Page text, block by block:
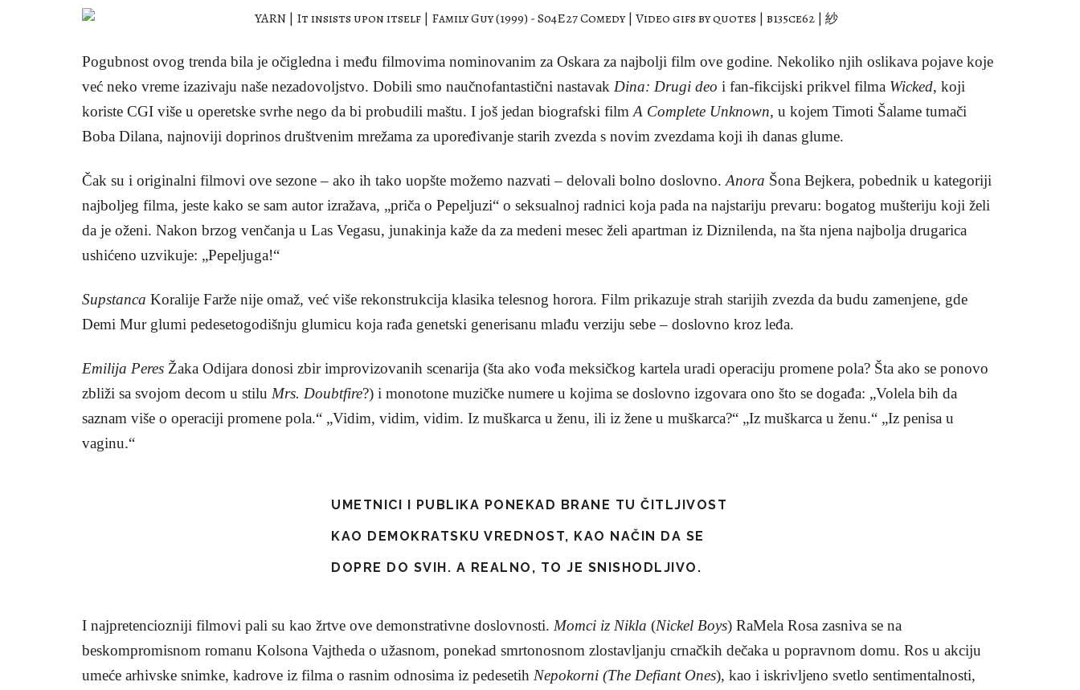
Pogubnost ovog trenda bila je očigledna i među filmovima nominovanim za Oskara za najbolji film ove godine. Nekoliko njih oslikava pojave koje
već neko vreme izazivaju naše nezadovoljstvo. Dobili smo naučnofantastični nastavak Dina: Drugi deo i fan-fikcijski prikvel filma Wicked, koji
koriste CGI više u operetske svrhe nego da bi probudili maštu. I još jedan biografski film A Complete Unknown, u kojem Timoti Šalame tumači
Boba Dilana, najnoviji doprinos društvenim mrežama za upoređivanje starih zvezda s novim zvezdama koji ih danas glume.
Čak su i originalni filmovi ove sezone – ako ih tako uopšte možemo nazvati – delovali bolno doslovno. Anora Šona Bejkera, pobednik u kategoriji
najboljeg filma, jeste kako se sam autor izražava, „priča o Pepeljuzi“ o seksualnoj radnici koja pada na najstariju prevaru: bogatog mušteriju koji želi
da je oženi. Nakon brzog venčanja u Las Vegasu, junakinja kaže da za medeni mesec želi apartman iz Diznilenda, na šta njena najbolja drugarica
ushićeno uzvikuje: „Pepeljuga!“
Supstanca Koralije Farže nije omaž, već više rekonstrukcija klasika telesnog horora. Film prikazuje strah starijih zvezda da budu zamenjene, gde
Demi Mur glumi pedesetogodišnju glumicu koja rađa genetski generisanu mlađu verziju sebe – doslovno kroz leđa.
Emilija Peres Žaka Odijara donosi zbir improvizovanih scenarija (šta ako vođa meksičkog kartela uradi operaciju promene pola? Šta ako se ponovo
zbliži sa svojom decom u stilu Mrs. Doubtfire?) i monotone muzičke numere u kojima se doslovno izgovara ono što se događa: „Volela bih da
saznam više o operaciji promene pola.“ „Vidim, vidim, vidim. Iz muškarca u ženu, ili iz žene u muškarca?“ „Iz muškarca u ženu.“ „Iz penisa u
vaginu.“
UMETNICI I PUBLIKA PONEKAD BRANE TU ČITLJIVOST
KAO DEMOKRATSKU VREDNOST, KAO NAČIN DA SE
DOPRE DO SVIH. A REALNO, TO JE SNISHODLJIVO.
I najpretenciozniji filmovi pali su kao žrtve ove demonstrativne doslovnosti. Momci iz Nikla (Nickel Boys) RaMela Rosa zasniva se na
beskompromisnom romanu Kolsona Vajtheda o užasnom, ponekad smrtonosnom zlostavljanju crnačkih dečaka u popravnom domu. Ros u akciju
umeće arhivske snimke, kadrove iz filma o rasnim odnosima iz pedesetih Nepokorni (The Defiant Ones), kao i iskrivljeno svetlo sentimentalnosti,